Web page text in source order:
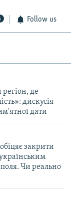
Follow us
де
дискусія
дати
закрити
Чи реально